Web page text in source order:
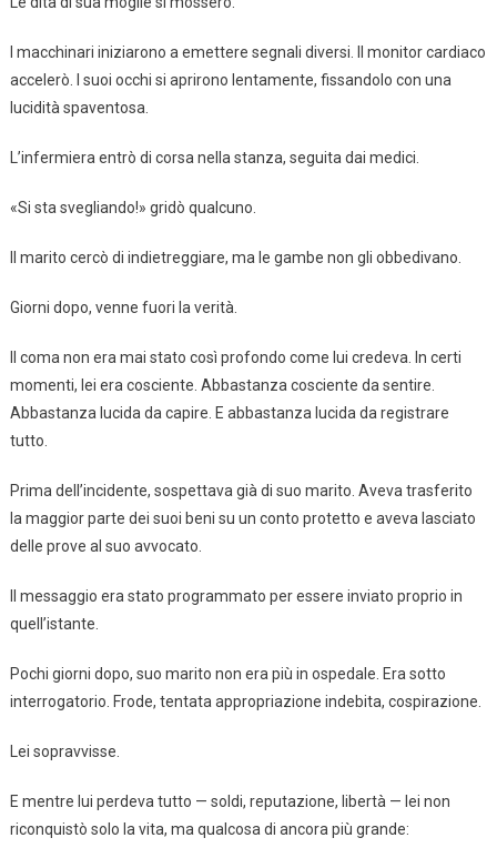
I macchinari iniziarono a emettere segnali diversi. Il monitor cardiaco
accelerò. I suoi occhi si aprirono lentamente, fissandolo con una
lucidità spaventosa.
L’infermiera entrò di corsa nella stanza, seguita dai medici.
«Si sta svegliando!» gridò qualcuno.
Il marito cercò di indietreggiare, ma le gambe non gli obbedivano.
Giorni dopo, venne fuori la verità.
Il coma non era mai stato così profondo come lui credeva. In certi
momenti, lei era cosciente. Abbastanza cosciente da sentire.
Abbastanza lucida da capire. E abbastanza lucida da registrare
tutto.
Prima dell’incidente, sospettava già di suo marito. Aveva trasferito
la maggior parte dei suoi beni su un conto protetto e aveva lasciato
delle prove al suo avvocato.
Il messaggio era stato programmato per essere inviato proprio in
quell’istante.
Pochi giorni dopo, suo marito non era più in ospedale. Era sotto
interrogatorio. Frode, tentata appropriazione indebita, cospirazione.
Lei sopravvisse.
E mentre lui perdeva tutto — soldi, reputazione, libertà — lei non
riconquistò solo la vita, ma qualcosa di ancora più grande: